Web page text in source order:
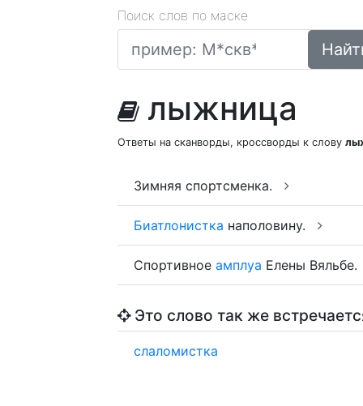
Поиск слов по маске
лыжница
Ответы на сканворды, кроссворды к слову
Зимняя спортсменка.
Биатлонистка наполовину.
Спортивное амплуа Елены Вяльбе.
Это слово так же
слаломистка